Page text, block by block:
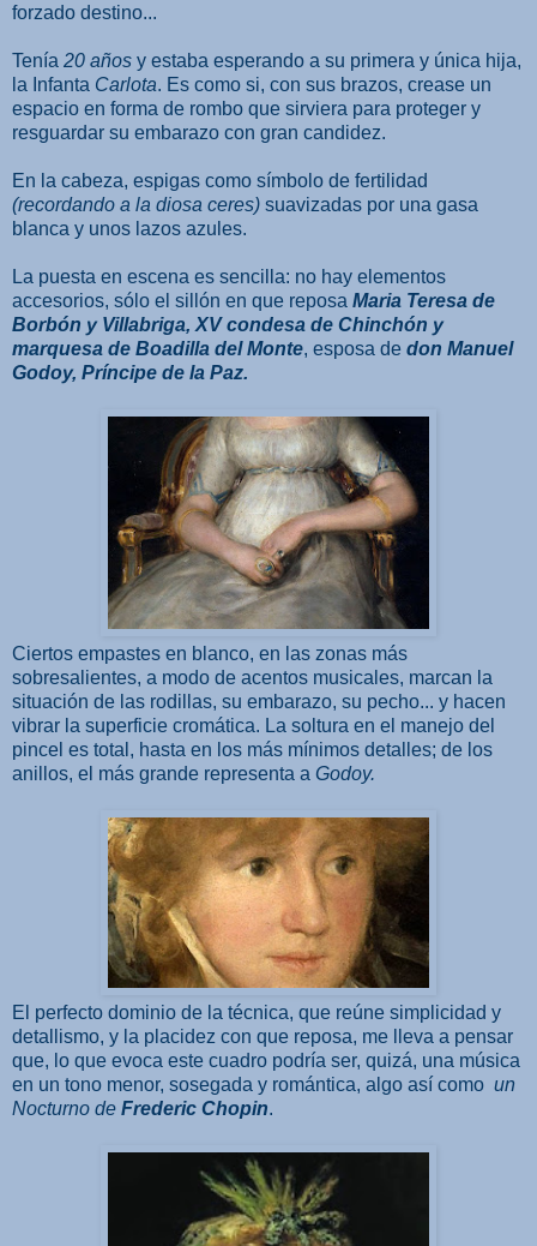
forzado destino...
Tenía 20 años y estaba esperando a su primera y única hija,
la Infanta Carlota. Es como si, con sus brazos, crease un
espacio en forma de rombo que sirviera para proteger y
resguardar su embarazo con gran candidez.
En la cabeza, espigas como símbolo de fertilidad
(recordando a la diosa ceres) suavizadas por una gasa
blanca y unos lazos azules.
La puesta en escena es sencilla: no hay elementos
accesorios, sólo el sillón en que reposa Maria Teresa de
Borbón y Villabriga, XV condesa de Chinchón y
marquesa de Boadilla del Monte, esposa de don Manuel
Godoy, Príncipe de la Paz.
Ciertos empastes en blanco, en las zonas más
sobresalientes, a modo de acentos musicales, marcan la
situación de las rodillas, su embarazo, su pecho... y hacen
vibrar la superficie cromática. La soltura en el manejo del
pincel es total, hasta en los más mínimos detalles; de los
anillos, el más grande representa a Godoy.
El perfecto dominio de la técnica, que reúne simplicidad y
detallismo, y la placidez con que reposa, me lleva a pensar
que, lo que evoca este cuadro podría ser, quizá, una música
en un tono menor, sosegada y romántica, algo así como un
Nocturno de Frederic Chopin.